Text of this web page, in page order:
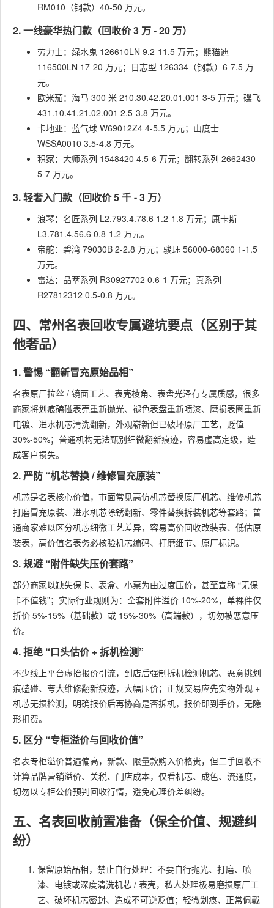
RM010（钢款）40-50 万元。
2. 一线豪华热门款（回收价 3 万 - 20 万）
劳力士：绿水鬼 126610LN 9.2-11.5 万元；熊猫迪
116500LN 17-20 万元；日志型 126334（钢款）6-7.5 万
元。
欧米茄：海马 300 米 210.30.42.20.01.001 3-5 万元；碟飞
431.10.41.21.02.001 2.5-3.8 万元。
卡地亚：蓝气球 W69012Z4 4-5.5 万元；山度士
WSSA0010 3.5-4.8 万元。
积家：大师系列 1548420 4.5-6 万元；翻转系列 2662430
5-7 万元。
3. 轻奢入门款（回收价 5 千 - 3 万）
浪琴：名匠系列 L2.793.4.78.6 1.2-1.8 万元；康卡斯
L3.781.4.56.6 0.8-1.2 万元。
帝舵：碧湾 79030B 2-2.8 万元；骏珏 56000-68060 1-1.5
万元。
雷达：晶萃系列 R30927702 0.6-1 万元；真系列
R27812312 0.5-0.8 万元。
四、常州名表回收专属避坑要点（区别于其
他奢品）
1. 警惕 “翻新冒充原始品相”
名表原厂拉丝 / 镜面工艺、表壳棱角、表盘光泽有专属质感，很多
商家将划痕磕碰表壳重新抛光、褪色表盘重新喷漆、磨损表圈重新
电镀、进水机芯清洗翻新，外观崭新但已破坏原厂工艺，贬值
30%-50%；普通机构无法甄别细微翻新痕迹，容易虚高定级，造
成客户损失。
2. 严防 “机芯替换 / 维修冒充原装”
机芯是名表核心价值，市面常见高仿机芯替换原厂机芯、维修机芯
打磨冒充原装、进水机芯除锈翻新、零件替换拆装机芯等套路；普
通商家难以区分机芯细微工艺差异，容易高价回收改装表、低估原
装表，高价值名表务必核验机芯编码、打磨细节、原厂标识。
3. 规避 “附件缺失压价套路”
部分商家以缺失保卡、表盒、小票为由过度压价，甚至宣称 “无保
卡不值钱”；实际行业规则为：全套附件溢价 10%-20%，单裸件仅
折价 5%-15%（基础款）或 15%-30%（高端款），切勿被恶意压
价。
4. 拒绝 “口头估价 + 拆机检测”
不少线上平台虚抬报价引流，到店后强制拆机检测机芯、恶意挑划
痕磕碰、夸大维修翻新痕迹，大幅压价；正规交易应先实物外观 +
机芯无损检测，明确报价后再协商是否拆机，报价即到手价，无隐
形扣费。
5. 区分 “专柜溢价与回收价值”
名表专柜溢价普遍偏高，新款、限量款购入价格贵，但二手回收不
计算品牌营销溢价、关税、门店成本，仅看机芯、成色、流通度，
切勿以专柜公价预判回收行情，避免心理价差纠纷。
五、名表回收前置准备（保全价值、规避纠
纷）
保留原始品相，禁止自行处理：不要自行抛光、打磨、喷
漆、电镀或深度清洗机芯 / 表壳，私人处理极易磨损原厂工
艺、破坏机芯密封、造成不可逆贬值；轻微划痕、正常佩戴